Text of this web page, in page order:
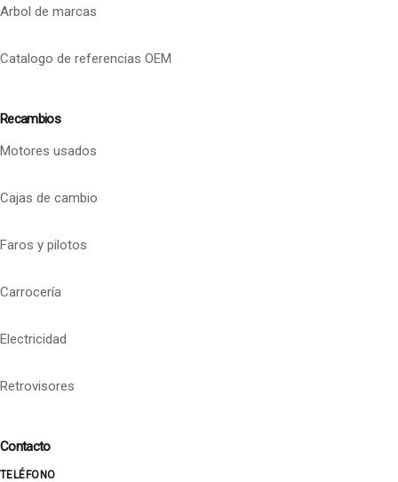
Arbol de marcas
Catalogo de referencias OEM
Recambios
Motores usados
Cajas de cambio
Faros y pilotos
Carrocería
Electricidad
Retrovisores
Contacto
TELÉFONO